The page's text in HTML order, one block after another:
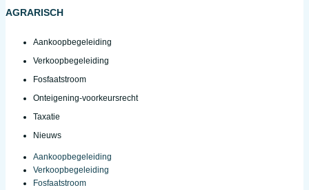
AGRARISCH
Aankoopbegeleiding
Verkoopbegeleiding
Fosfaatstroom
Onteigening-voorkeursrecht
Taxatie
Nieuws
Aankoopbegeleiding
Verkoopbegeleiding
Fosfaatstroom